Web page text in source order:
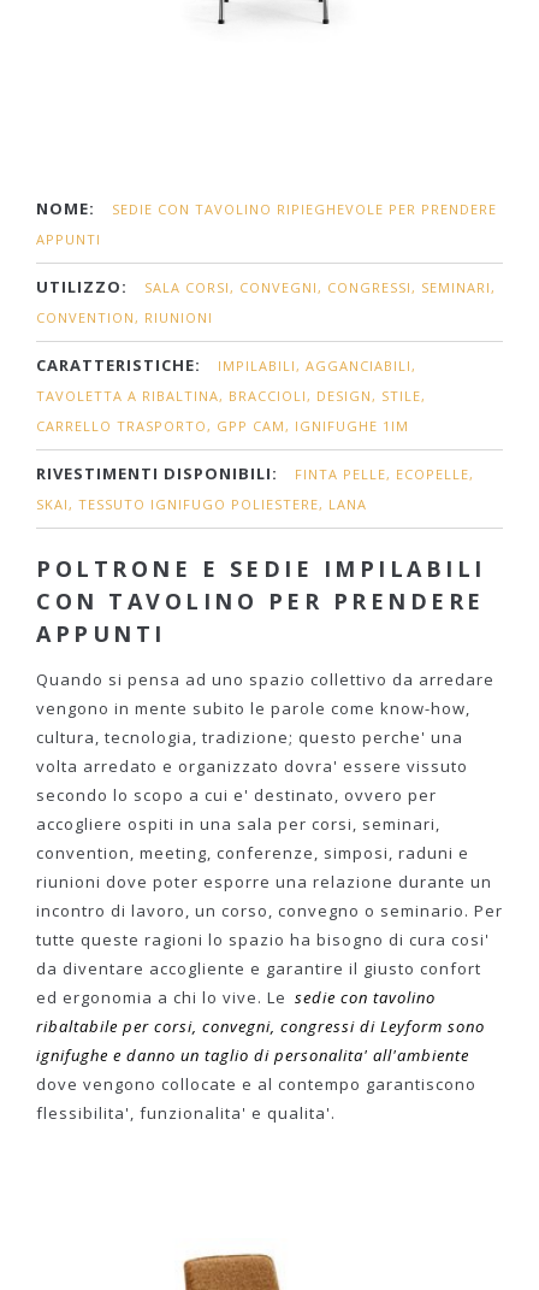
NOME:
SEDIE CON TAVOLINO RIPIEGHEVOLE PER PRENDERE
APPUNTI
UTILIZZO:
SALA CORSI, CONVEGNI, CONGRESSI, SEMINARI,
CONVENTION, RIUNIONI
CARATTERISTICHE:
IMPILABILI, AGGANCIABILI,
TAVOLETTA A RIBALTINA, BRACCIOLI, DESIGN, STILE,
CARRELLO TRASPORTO, GPP CAM, IGNIFUGHE 1IM
RIVESTIMENTI DISPONIBILI:
FINTA PELLE, ECOPELLE,
SKAI, TESSUTO IGNIFUGO POLIESTERE, LANA
POLTRONE E SEDIE IMPILABILI
CON TAVOLINO PER PRENDERE
APPUNTI
Quando si pensa ad uno spazio collettivo da arredare
vengono in mente subito le parole come know-how,
cultura, tecnologia, tradizione; questo perche' una
volta arredato e organizzato dovra' essere vissuto
secondo lo scopo a cui e' destinato, ovvero per
accogliere ospiti in una sala per corsi, seminari,
convention, meeting, conferenze, simposi, raduni e
riunioni dove poter esporre una relazione durante un
incontro di lavoro, un corso, convegno o seminario. Per
tutte queste ragioni lo spazio ha bisogno di cura cosi'
da diventare accogliente e garantire il giusto confort
ed ergonomia a chi lo vive. Le sedie con tavolino
ribaltabile per corsi, convegni, congressi di Leyform sono
ignifughe e danno un taglio di personalita' all'ambiente
dove vengono collocate e al contempo garantiscono
flessibilita', funzionalita' e qualita'.